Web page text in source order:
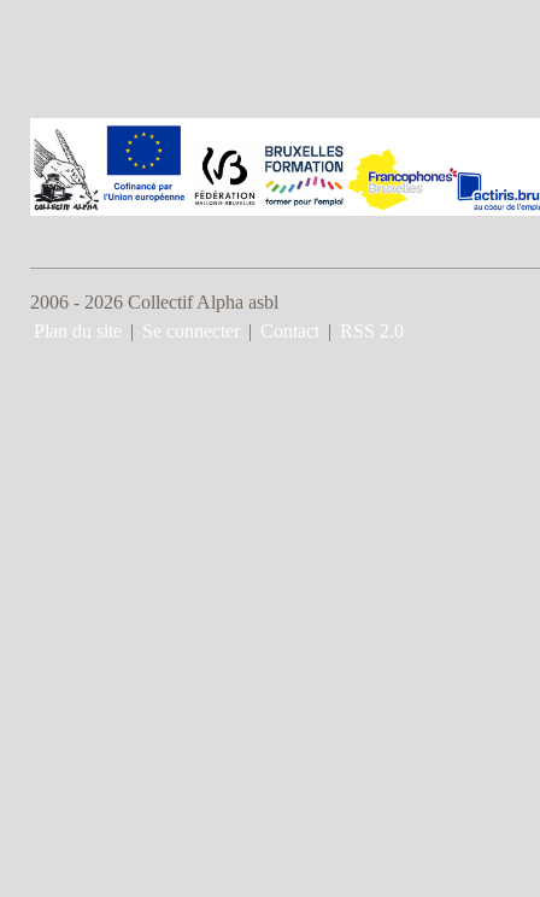
2006 - 2026 Collectif Alpha asbl
Plan du site | Se connecter | Contact | RSS 2.0